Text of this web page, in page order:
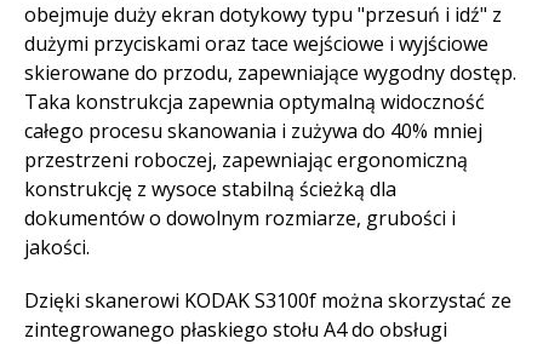
obejmuje duży ekran dotykowy typu "przesuń i idź" z
dużymi przyciskami oraz tace wejściowe i wyjściowe
skierowane do przodu, zapewniające wygodny dostęp.
Taka konstrukcja zapewnia optymalną widoczność
całego procesu skanowania i zużywa do 40% mniej
przestrzeni roboczej, zapewniając ergonomiczną
konstrukcję z wysoce stabilną ścieżką dla
dokumentów o dowolnym rozmiarze, grubości i
jakości.​
Dzięki skanerowi KODAK S3100f można skorzystać ze
zintegrowanego płaskiego stołu A4 do obsługi